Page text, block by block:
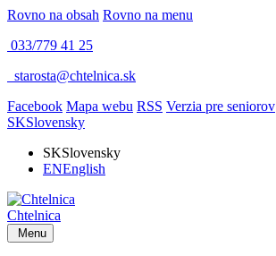
Rovno na obsah Rovno na menu
033/779 41 25
starosta@chtelnica.sk
Facebook Mapa webu RSS Verzia pre seniorov
SKSlovensky
SKSlovensky
ENEnglish
Chtelnica
Menu